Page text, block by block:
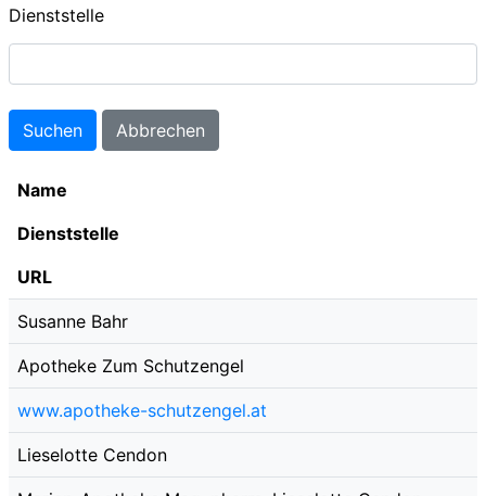
Dienststelle
Name
Dienststelle
URL
Susanne Bahr
Apotheke Zum Schutzengel
www.apotheke-schutzengel.at
Lieselotte Cendon